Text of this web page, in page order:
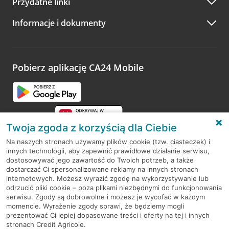
A po wizycie…
Zachęcamy do podzielenia się z nami opinią o wizycie.
opinie.
Informacje i dokumenty
Pobierz aplikację CA24 Mobile
RODO
Regulamin serwisu
Mapa serwisu
PolitykaCookies
Twoja zgoda z korzyścią dla Ciebie
Na naszych stronach używamy plików cookie (tzw. ciasteczek) i
innych technologii, aby zapewnić prawidłowe działanie serwisu,
dostosowywać jego zawartość do Twoich potrzeb, a także
dostarczać Ci spersonalizowane reklamy na innych stronach
internetowych. Możesz wyrazić zgodę na wykorzystywanie lub
odrzucić pliki cookie – poza plikami niezbędnymi do funkcjonowania
serwisu. Zgody są dobrowolne i możesz je wycofać w każdym
momencie. Wyrażenie zgody sprawi, że będziemy mogli
prezentować Ci lepiej dopasowane treści i oferty na tej i innych
stronach Credit Agricole.